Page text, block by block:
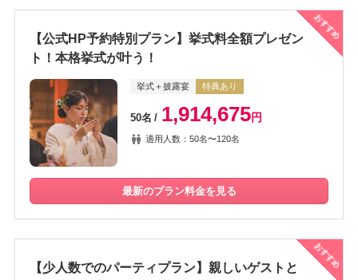
おすすめ
【公式HP予約特別プラン】挙式料全額プレゼン
ト！本格挙式が叶う！
挙式＋披露宴 特典あり
50名 1,914,675円
適用人数：50名〜120名
最新のプラン料金を見る
おすすめ
【少人数でのパーティプラン】親しいゲストと